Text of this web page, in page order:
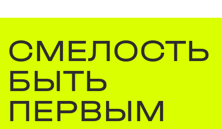
СМЕЛОСТЬ
БЫТЬ
ПЕРВЫМ